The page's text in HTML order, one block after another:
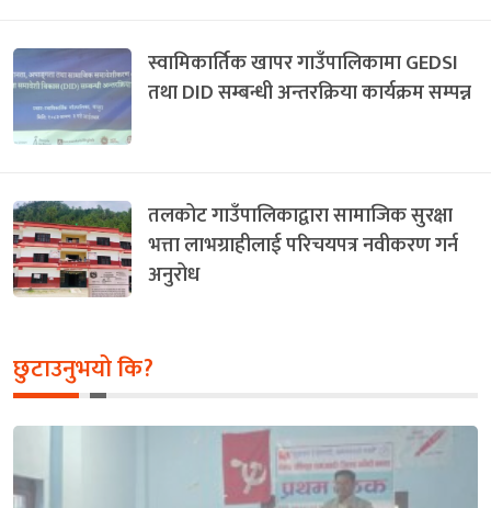
स्वामिकार्तिक खापर गाउँपालिकामा GEDSI
तथा DID सम्बन्धी अन्तरक्रिया कार्यक्रम सम्पन्न
तलकोट गाउँपालिकाद्वारा सामाजिक सुरक्षा
भत्ता लाभग्राहीलाई परिचयपत्र नवीकरण गर्न
अनुरोध
छुटाउनुभयो कि?